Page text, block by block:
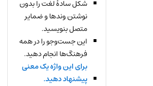
شکل سادهٔ لغت را بدون
نوشتن وندها و ضمایر
متصل بنویسید.
این جست‌وجو را در همه
فرهنگ‌ها انجام دهید.
برای این واژه یک معنی
پیشنهاد دهید.